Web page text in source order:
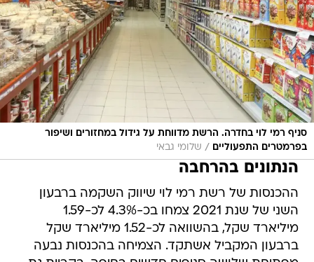
סניף רמי לוי בחדרה. הרשת מדווחת על גידול במחזורים ושיפור
בפרמטרים התפעוליים
/ שלומי גבאי
הנתונים בהרחבה
ההכנסות של רשת רמי לוי שיווק השקמה ברבעון
השני של שנת 2021 צמחו בכ-4.3% לכ-1.59
מיליארד שקל, בהשוואה לכ-1.52 מיליארד שקל
ברבעון המקביל אשתקד. הצמיחה בהכנסות נבעה